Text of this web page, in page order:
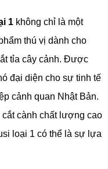
1 không chỉ là một
thú vị dành cho
tỉa cây cảnh. Được
đại diện cho sự tinh tế
cảnh quan Nhật Bản.
cắt cành chất lượng cao
loại 1 có thể là sự lựa